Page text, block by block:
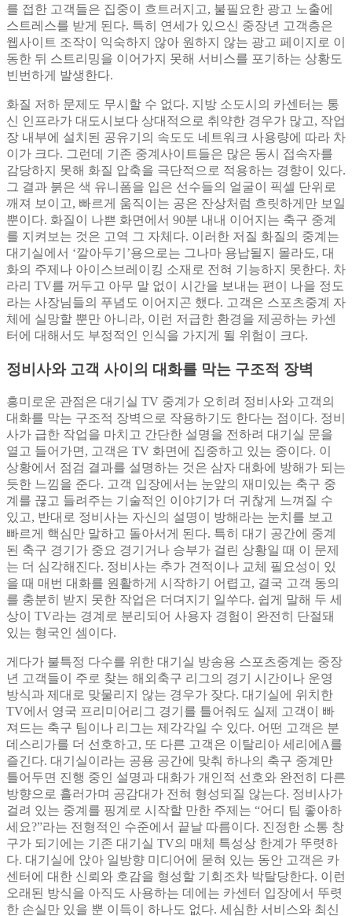
를 접한 고객들은 집중이 흐트러지고, 불필요한 광고 노출에
스트레스를 받게 된다. 특히 연세가 있으신 중장년 고객층은
웹사이트 조작이 익숙하지 않아 원하지 않는 광고 페이지로 이
동한 뒤 스트리밍을 이어가지 못해 서비스를 포기하는 상황도
빈번하게 발생한다.
화질 저하 문제도 무시할 수 없다. 지방 소도시의 카센터는 통
신 인프라가 대도시보다 상대적으로 취약한 경우가 많고, 작업
장 내부에 설치된 공유기의 속도도 네트워크 사용량에 따라 차
이가 크다. 그런데 기존 중계사이트들은 많은 동시 접속자를
감당하지 못해 화질 압축을 극단적으로 적용하는 경향이 있다.
그 결과 붉은 색 유니폼을 입은 선수들의 얼굴이 픽셀 단위로
깨져 보이고, 빠르게 움직이는 공은 잔상처럼 흐릿하게만 보일
뿐이다. 화질이 나쁜 화면에서 90분 내내 이어지는 축구 중계
를 지켜보는 것은 고역 그 자체다. 이러한 저질 화질의 중계는
대기실에서 ‘깔아두기’용으로는 그나마 용납될지 몰라도, 대
화의 주제나 아이스브레이킹 소재로 전혀 기능하지 못한다. 차
라리 TV를 꺼두고 아무 말 없이 시간을 보내는 편이 나을 정도
라는 사장님들의 푸념도 이어지곤 했다. 고객은 스포츠중계 자
체에 실망할 뿐만 아니라, 이런 저급한 환경을 제공하는 카센
터에 대해서도 부정적인 인식을 가지게 될 위험이 크다.
정비사와 고객 사이의 대화를 막는 구조적 장벽
흥미로운 관점은 대기실 TV 중계가 오히려 정비사와 고객의
대화를 막는 구조적 장벽으로 작용하기도 한다는 점이다. 정비
사가 급한 작업을 마치고 간단한 설명을 전하려 대기실 문을
열고 들어가면, 고객은 TV 화면에 집중하고 있는 중이다. 이
상황에서 점검 결과를 설명하는 것은 삼자 대화에 방해가 되는
듯한 느낌을 준다. 고객 입장에서는 눈앞의 재미있는 축구 중
계를 끊고 들려주는 기술적인 이야기가 더 귀찮게 느껴질 수
있고, 반대로 정비사는 자신의 설명이 방해라는 눈치를 보고
빠르게 핵심만 말하고 돌아서게 된다. 특히 대기 공간에 중계
된 축구 경기가 중요 경기거나 승부가 걸린 상황일 때 이 문제
는 더 심각해진다. 정비사는 추가 견적이나 교체 필요성이 있
을 때 매번 대화를 원활하게 시작하기 어렵고, 결국 고객 동의
를 충분히 받지 못한 작업은 더뎌지기 일쑤다. 쉽게 말해 두 세
상이 TV라는 경계로 분리되어 사용자 경험이 완전히 단절돼
있는 형국인 셈이다.
게다가 불특정 다수를 위한 대기실 방송용 스포츠중계는 중장
년 고객들이 주로 찾는 해외축구 리그의 경기 시간이나 운영
방식과 제대로 맞물리지 않는 경우가 잦다. 대기실에 위치한
TV에서 영국 프리미어리그 경기를 틀어줘도 실제 고객이 빠
져드는 축구 팀이나 리그는 제각각일 수 있다. 어떤 고객은 분
데스리가를 더 선호하고, 또 다른 고객은 이탈리아 세리에A를
즐긴다. 대기실이라는 공용 공간에 맞춰 하나의 축구 중계만
틀어두면 진행 중인 설명과 대화가 개인적 선호와 완전히 다른
방향으로 흘러가며 공감대가 전혀 형성되질 않는다. 정비사가
걸려 있는 중계를 핑계로 시작할 만한 주제는 “어디 팀 좋아하
세요?”라는 전형적인 수준에서 끝날 따름이다. 진정한 소통 창
구가 되기에는 기존 대기실 TV의 매체 특성상 한계가 뚜렷하
다. 대기실에 앉아 일방향 미디어에 묻혀 있는 동안 고객은 카
센터에 대한 신뢰와 호감을 형성할 기회조차 박탈당한다. 이런
오래된 방식을 아직도 사용하는 데에는 카센터 입장에서 뚜렷
한 손실만 있을 뿐 이득이 하나도 없다. 세심한 서비스와 최신